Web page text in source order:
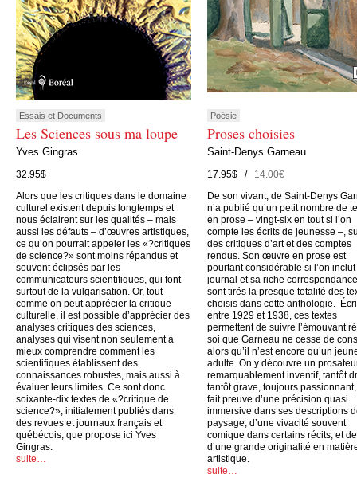
Essais et Documents
Les Sciences sous ma loupe
Yves Gingras
32.95$
Alors que les critiques dans le domaine
culturel existent depuis longtemps et
nous éclairent sur les qualités – mais
aussi les défauts – d’œuvres artistiques,
ce qu’on pourrait appeler les «?critiques
de science?» sont moins répandus et
souvent éclipsés par les
communicateurs scientifiques, qui font
surtout de la vulgarisation. Or, tout
comme on peut apprécier la critique
culturelle, il est possible d’apprécier des
analyses critiques des sciences,
analyses qui visent non seulement à
mieux comprendre comment les
scientifiques établissent des
connaissances robustes, mais aussi à
évaluer leurs limites. Ce sont donc
soixante-dix textes de «?critique de
science?», initialement publiés dans
des revues et journaux français et
québécois, que propose ici Yves
Gingras.
suite…
Poésie
Proses choisies
Saint-Denys Garneau
17.95$ /14.00€
De son vivant, de Saint-Denys
n’a publié qu’un petit nombre de
en prose – vingt-six en tout si l’on
compte les écrits de jeunesse –,
des critiques d’art et des comptes
rendus. Son œuvre en prose est
pourtant considérable si l’on
journal et sa riche
sont tirés la presque totalité des
choisis dans cette anthologie.
entre 1929 et 1938, ces textes
permettent de suivre l’émouvant
soi que Garneau ne cesse de
alors qu’il n’est encore qu’un
adulte. On y découvre un
remarquablement inventif, tantôt
tantôt grave, toujours
fait preuve d’une précision quasi
immersive dans ses descriptions
paysage, d’une vivacité souvent
comique dans certains récits, et
d’une grande originalité en
artistique.
suite…